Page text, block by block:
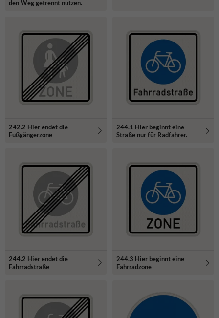
den Weg getrennt nutzen.
242.2 Hier endet die
Fußgängerzone
244.1 Hier beginnt eine
Straße nur für Radfahrer.
244.2 Hier endet die
Fahrradstraße
244.3 Hier beginnt eine
Fahrradzone